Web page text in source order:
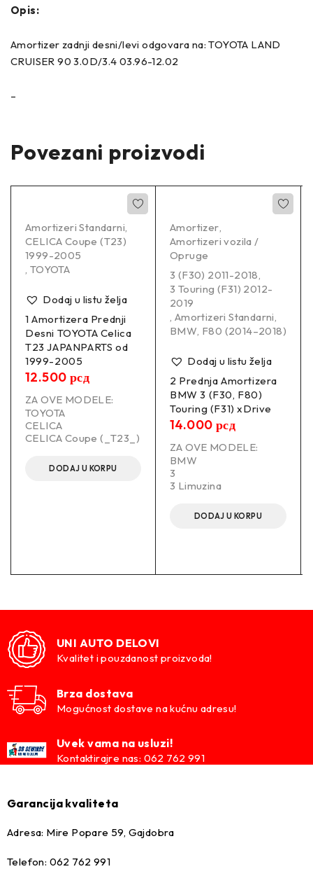
Opis:
Amortizer zadnji desni/levi odgovara na: TOYOTA LAND
CRUISER 90 3.0D/3.4 03.96-12.02
–
Povezani proizvodi
Amortizeri Standarni,
CELICA Coupe (T23)
1999-2005
, TOYOTA
Dodaj u listu želja
1 Amortizera Prednji
Desni TOYOTA Celica
T23 JAPANPARTS od
1999-2005
12.500 рсд
ZA OVE MODELE:
TOYOTA
CELICA
CELICA Coupe (_T23_)
DODAJ U KORPU
Amortizer,
Amortizeri vozila /
Opruge
3 (F30) 2011-2018,
3 Touring (F31) 2012-
2019
, Amortizeri Standarni,
BMW, F80 (2014–2018)
Dodaj u listu želja
2 Prednja Amortizera
BMW 3 (F30, F80)
Touring (F31) xDrive
14.000 рсд
ZA OVE MODELE:
BMW
3
3 Limuzina
DODAJ U KORPU
UNI AUTO DELOVI
Kvalitet i pouzdanost proizvoda!
Brza dostava
Mogućnost dostave na kućnu adresu!
Uvek vama na usluzi!
Kontaktirajre nas: 062 762 991
Garancija kvaliteta
Adresa: Mire Popare 59, Gajdobra
Telefon: 062 762 991